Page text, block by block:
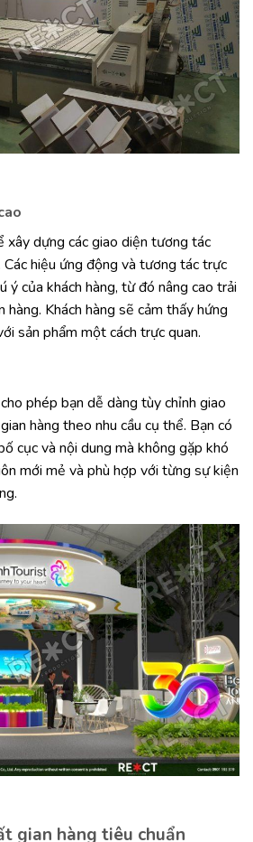
xây dựng các giao diện tương tác
Các hiệu ứng động và tương tác trực
ý của khách hàng, từ đó nâng cao trải
hàng. Khách hàng sẽ cảm thấy hứng
sản phẩm một cách trực quan.
phép bạn dễ dàng tùy chỉnh giao
hàng theo nhu cầu cụ thể. Bạn có
cục và nội dung mà không gặp khó
mới mẻ và phù hợp với từng sự kiện
gian hàng tiêu chuẩn